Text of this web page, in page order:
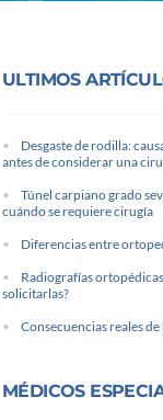
ULTIMOS
Desgaste de rodilla:
antes de considerar una
Túnel carpiano grado
cuándo se requiere cirugía
Diferencias entre
Radiografías
solicitarlas?
Consecuencias reales
MÉDICOS